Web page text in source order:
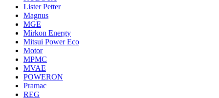
Lister Petter
Magnus
MGE
Mirkon Energy
Mitsui Power Eco
Motor
MPMC
MVAE
POWERON
Pramac
REG